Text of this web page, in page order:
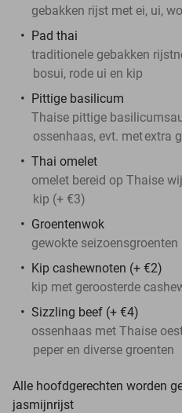
gebakken rijst met ei, ui,
Pad thai
traditionele gebakken
bosui, rode ui en kip
Pittige basilicum
Thaise pittige
ossenhaas, evt. metextra
Thai omelet
omelet bereid op Thaise
kip (+ €3)
Groentenwok
gewokte
Kip cashewnoten (+ €2)
kip met geroosterde
Sizzling beef (+ €4)
ossenhaas met Thaise
peper en diverse groenten
Alle hoofdgerechten worden
jasmijnrijst